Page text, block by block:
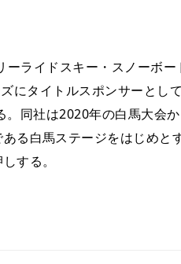
ライドスキー・スノーボー
にタイトルスポンサーとし
。同社は2020年の白馬大会
る白馬ステージをはじめと
する。